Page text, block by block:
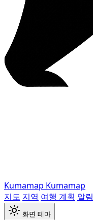
Kumamap Kumamap
지도 지역 여행 계획 알림
화면 테마